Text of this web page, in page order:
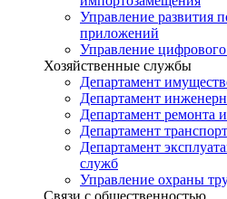
Управление развития
приложений
Управление цифрового
Хозяйственные службы
Департамент
Департамент
Департамент ремонта
Департамент
Департамент
служб
Управление охраны
Связи с общественностью